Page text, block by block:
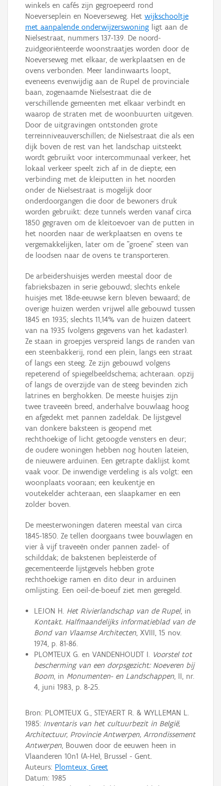
winkels en cafés zijn gegroepeerd rond
Noeverseplein en Noeverseweg. Het wijkschooltje
met aanpalende onderwijzerswoning ligt aan de
Nielsestraat, nummers 137-139. De noord-
zuidgeoriënteerde woonstraatjes worden door de
Noeverseweg met elkaar, de werkplaatsen en de
ovens verbonden. Meer landinwaarts loopt,
eveneens evenwijdig aan de Rupel de provinciale
baan, zogenaamde Nielsestraat die de
verschillende gemeenten met elkaar verbindt en
waarop de straten met de woonbuurten uitgeven.
Door de uitgravingen ontstonden grote
terreinniveauverschillen; de Nielsestraat die als een
dijk boven de rest van het landschap uitsteekt
wordt gebruikt voor intercommunaal verkeer, het
lokaal verkeer speelt zich af in de diepte; een
verbinding met de kleiputten in het noorden
onder de Nielsestraat is mogelijk door
onderdoorgangen die door de bewoners druk
worden gebruikt: deze tunnels werden vanaf circa
1850 gegraven om de kleitoevoer van de putten in
het noorden naar de werkplaatsen en ovens te
vergemakkelijken, later om de "groene" steen van
de loodsen naar de ovens te transporteren.
De arbeidershuisjes werden meestal door de
fabrieksbazen in serie gebouwd; slechts enkele
huisjes met 18de-eeuwse kern bleven bewaard; de
overige huizen werden vrijwel alle gebouwd tussen
1845 en 1935; slechts 11,14% van de huizen dateert
van na 1935 (volgens gegevens van het kadaster).
Ze staan in groepjes verspreid langs de randen van
een steenbakkerij, rond een plein, langs een straat
of langs een steeg. Ze zijn gebouwd volgens
repeterend of spiegelbeeldschema; achteraan. opzij
of langs de overzijde van de steeg bevinden zich
latrines en berghokken. De meeste huisjes zijn
twee traveeën breed, anderhalve bouwlaag hoog
en afgedekt met pannen zadeldak. De lijstgevel
van donkere baksteen is geopend met
rechthoekige of licht getoogde vensters en deur;
de oudere woningen hebben nog houten lateien,
de nieuwere arduinen. Een getrapte daklijst komt
vaak voor. De inwendige verdeling is als volgt: een
woonplaats vooraan; een keukentje en
voutekelder achteraan, een slaapkamer en een
zolder boven.
De meesterwoningen dateren meestal van circa
1845-1850. Ze tellen doorgaans twee bouwlagen en
vier à vijf traveeën onder pannen zadel- of
schilddak; de bakstenen bepleisterde of
gecementeerde lijstgevels hebben grote
rechthoekige ramen en dito deur in arduinen
omlijsting. Een oeil-de-boeuf ziet men geregeld.
LEJON H. Het Rivierlandschap van de Rupel, in
Kontakt. Halfmaandelijks informatieblad van de
Bond van Vlaamse Architecten, XVIII, 15 nov.
1974, p. 81-86.
PLOMTEUX G. en VANDENHOUDT I. Voorstel tot
bescherming van een dorpsgezicht: Noeveren bij
Boom, in Monumenten- en Landschappen, II, nr.
4, juni 1983, p. 8-25.
Bron: PLOMTEUX G., STEYAERT R. & WYLLEMAN L.
1985: Inventaris van het cultuurbezit in België,
Architectuur, Provincie Antwerpen, Arrondissement
Antwerpen, Bouwen door de eeuwen heen in
Vlaanderen 10n1 (A-He), Brussel - Gent.
Auteurs: Plomteux, Greet
Datum: 1985